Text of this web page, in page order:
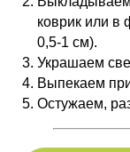
коврик или в
0,5-1 см).
Украшаем
Выпекаем
Остужаем,